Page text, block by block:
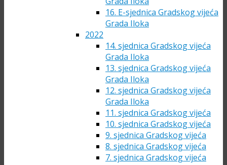
16. E-sjednica Gradskog vijeća
Grada Iloka
2022
14. sjednica Gradskog vijeća
Grada Iloka
13. sjednica Gradskog vijeća
Grada Iloka
12. sjednica Gradskog vijeća
Grada Iloka
11. sjednica Gradskog vijeća
10. sjednica Gradskog vijeća
9. sjednica Gradskog vijeća
8. sjednica Gradskog vijeća
7. sjednica Gradskog vijeća